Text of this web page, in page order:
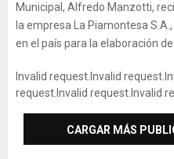
Municipal, Alfredo Manzotti,
la empresa La Piamontesa
en el país para la elaboración de
Invalid request. Invalid request.
request. Invalid request. Invalid
CARGAR MÁS